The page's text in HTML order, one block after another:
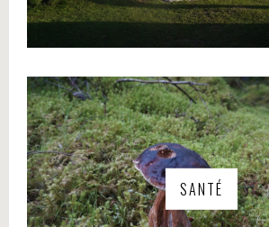
SANTÉ